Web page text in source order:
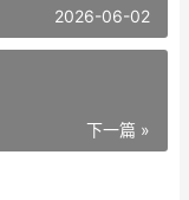
2026-06-02
下一篇 »